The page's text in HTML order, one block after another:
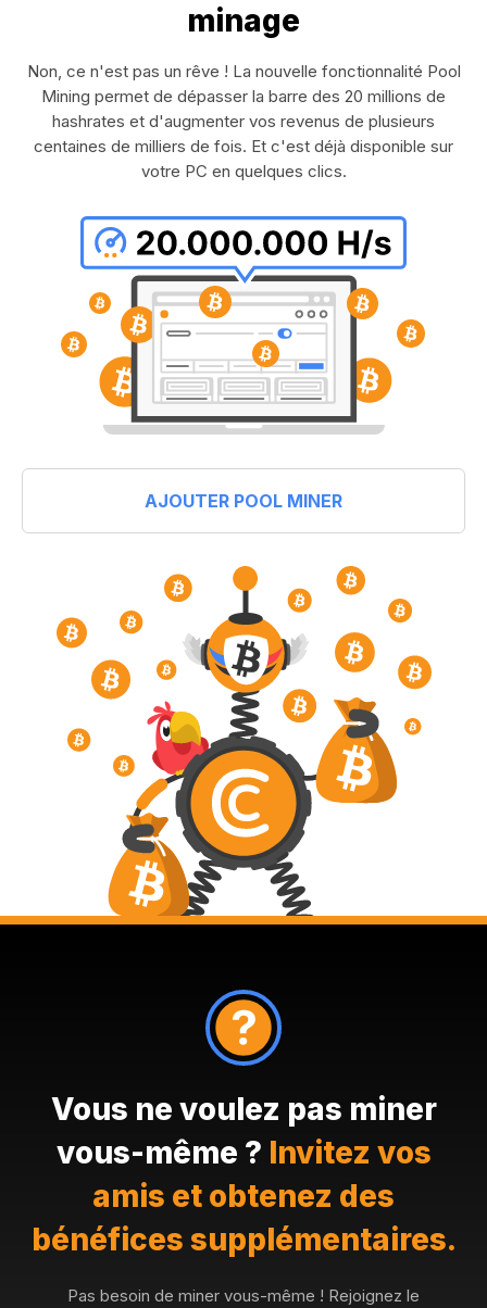
minage
Non, ce n'est pas un rêve ! La nouvelle fonctionnalité Pool
Mining permet de dépasser la barre des 20 millions de
hashrates et d'augmenter vos revenus de plusieurs
centaines de milliers de fois. Et c'est déjà disponible sur
votre PC en quelques clics.
AJOUTER POOL MINER
Vous ne voulez pas miner
vous-même ? Invitez vos
amis et obtenez des
bénéfices supplémentaires.
Pas besoin de miner vous-même ! Rejoignez le